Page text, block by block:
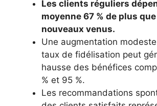
Les clients réguliers
moyenne 67 % de plus
nouveaux venus.
Une augmentation
taux de fidélisation peut
hausse des bénéfices
% et 95 %.
Les recommandations